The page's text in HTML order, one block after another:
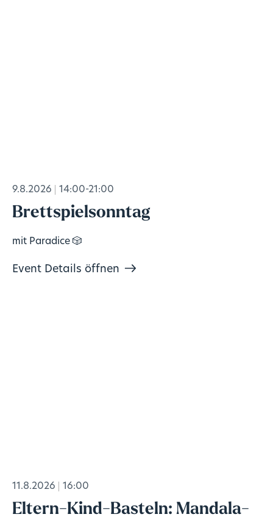
9.8.2026 14:00-21:00
Brettspielsonntag
mit Paradice 🎲
Event Details öffnen
11.8.2026 16:00
Eltern-Kind-Basteln: Mandala-